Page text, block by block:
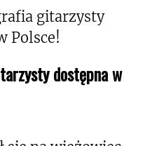
dostępna w